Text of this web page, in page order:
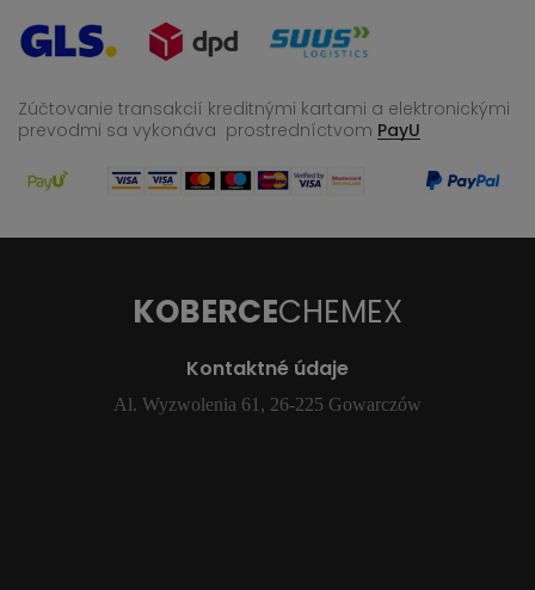
Zúčtovanie transakcií kreditnými kartami a elektronickými
prevodmi sa vykonáva prostredníctvom PayU
KOBERCECHEMEX
Kontaktné údaje
Al. Wyzwolenia 61, 26-225 Gowarczów